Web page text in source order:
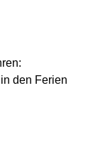
den Ferien